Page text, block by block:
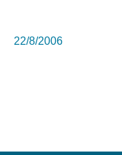
22/8/2006